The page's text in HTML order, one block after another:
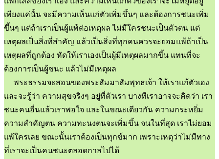
เพียงแค่นั้น จะมีความเห็นแก่ตัวเพิ่มขึ้นๆ และต้องการชนะเพิ่ม
ขึ้นๆ แต่ถ้าเราเป็นผู้แพ้ต่อเหตุผล ไม่มีใครชนะเป็นตัวตน แต่
เหตุผลเป็นสิ่งที่สำคัญ แล้วเป็นสิ่งที่ทุกคนควรจะยอมแพ้ถ้าเป็น
เหตุผลที่ถูกต้อง หัดให้เราเองเป็นผู้มีเหตุผลมากขึ้น แทนที่จะ
ต้องการเป็นผู้ชนะ แล้วไม่มีเหตุผล
พระธรรมจะสอนของพระสัมมาสัมพุทธเจ้า ให้เราแก้ตัวเอง
และจะรู้ว่า ความสุขจริงๆ อยู่ที่ตัวเรา บางทีเราอาจจะคิดว่า เรา
ชนะคนอื่นแล้วเราพอใจ และในขณะเดียวกัน ความกระหยิ่ม
ความสำคัญตน ความทะนงตนจะเพิ่มขึ้น จนในที่สุด เราไม่ยอม
แพ้ใครเลย ขณะนั้นเราต้องเป็นทุกข์มาก เพราะเหตุว่าไม่มีทาง
ที่เราจะเป็นคนชนะตลอดกาลไปได้